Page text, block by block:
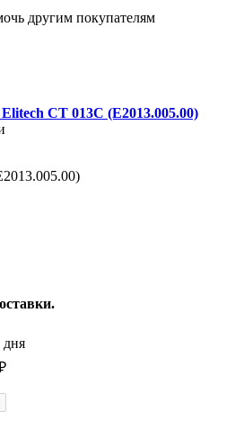
другим покупателям
Elitech СТ 013С (E2013.005.00)
дня